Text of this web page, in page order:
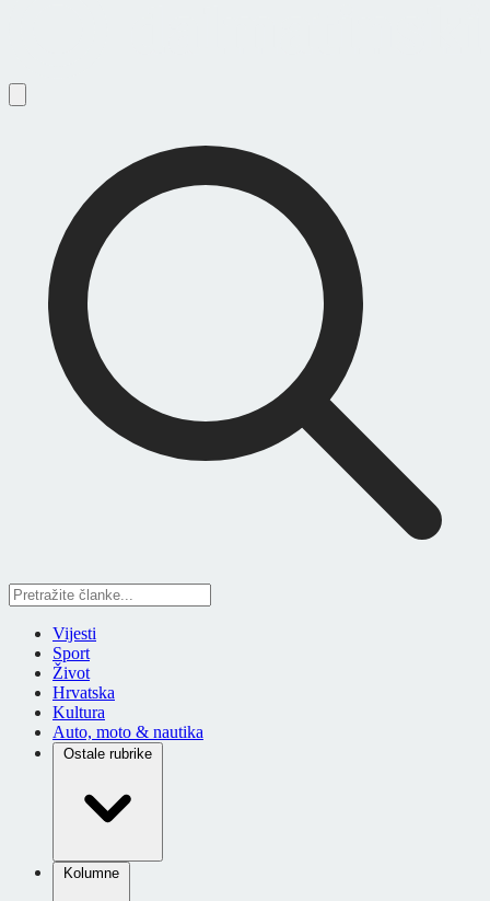
Vijesti
Sport
Život
Hrvatska
Kultura
Auto, moto & nautika
Ostale rubrike
Kolumne